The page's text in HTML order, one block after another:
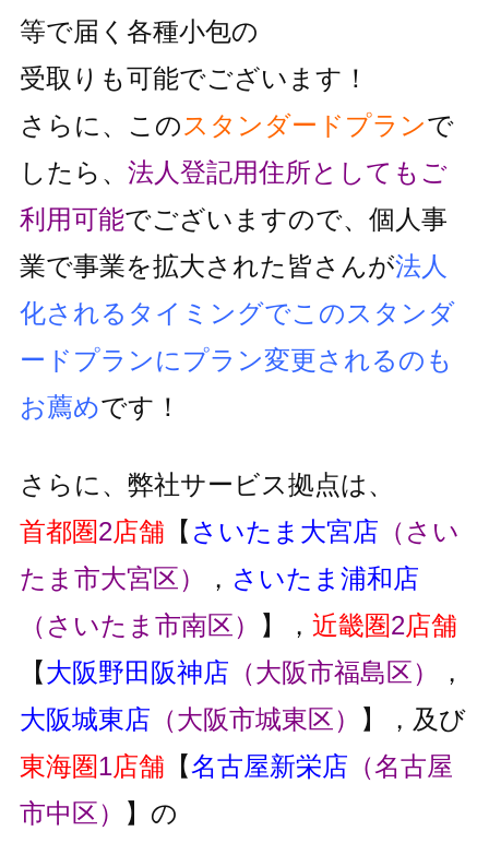
等で届く各種小包の
受取りも可能でございます！
さらに、この スタンダードプランで
したら、 法人登記用住所としても ご
利用可能でございますので、個人事
業で事業を拡大された皆さんが法人
化されるタイミングでこのスタンダ
ードプランにプラン変更されるのも
お薦めです！
さらに、弊社サービス拠点は、
首都圏2店舗 【 さいたま大宮店 （さい
たま市大宮区）
， さいたま浦和店
（さいたま市南区）
】， 近畿圏2店舗
【大阪野田阪神店 （大阪市福島区）
，
大阪城東店 （大阪市城東区）
】，及び
東海圏1店舗 【名古屋新栄店 （名古屋
市中区）
】の